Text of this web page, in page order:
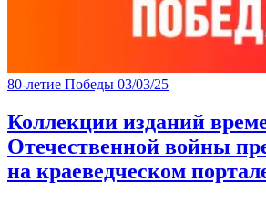
80-летие Победы 03/03/25
Коллекции изданий
Отечественной войны
на краеведческом